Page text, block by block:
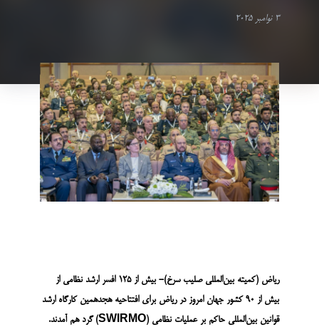
3 نوامبر 2025
ریاض (کمیته بین‌المللی صلیب سرخ)- بیش از ۱۲۵ افسر ارشد نظامی از
بیش از ۹۰ کشور جهان امروز در ریاض برای افتتاحیه هجدهمین کارگاه ارشد
قوانین بین‌المللی حاکم بر عملیات نظامی (SWIRMO)
گرد هم آمدند.